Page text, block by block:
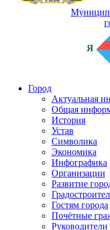
Я
Город
Актуальная
Общая
История
Устав
Символика
Экономика
Инфографика
Организации
Развитие
Гостям города
Почётные
Руководители